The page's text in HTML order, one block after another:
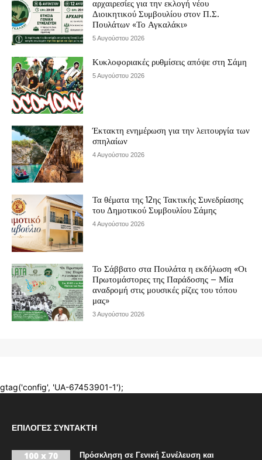
ΕΠΙΛΟΓΈΣ ΣΥΝΤΆΚΤΗ
Πρόσκληση σε Γενική Συνέλευση και